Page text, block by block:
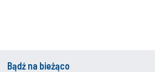
Bądź na bieżąco